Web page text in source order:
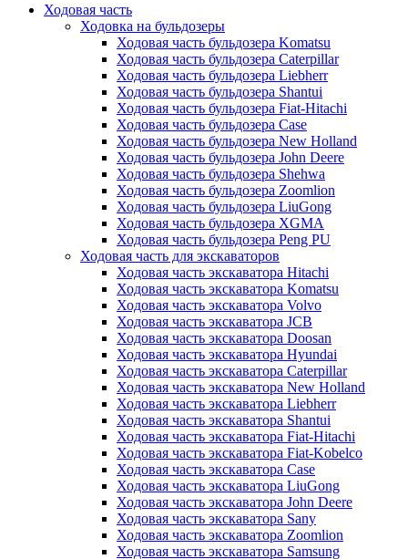
Ходовая часть
Ходовка на бульдозеры
Ходовая часть бульдозера Komatsu
Ходовая часть бульдозера Caterpillar
Ходовая часть бульдозера Liebherr
Ходовая часть бульдозера Shantui
Ходовая часть бульдозера Fiat-Hitachi
Ходовая часть бульдозера Case
Ходовая часть бульдозера New Holland
Ходовая часть бульдозера John Deere
Ходовая часть бульдозера Shehwa
Ходовая часть бульдозера Zoomlion
Ходовая часть бульдозера LiuGong
Ходовая часть бульдозера XGMA
Ходовая часть бульдозера Peng PU
Ходовая часть для экскаваторов
Ходовая часть экскаватора Hitachi
Ходовая часть экскаватора Komatsu
Ходовая часть экскаватора Volvo
Ходовая часть экскаватора JCB
Ходовая часть экскаватора Doosan
Ходовая часть экскаватора Hyundai
Ходовая часть экскаватора Caterpillar
Ходовая часть экскаватора New Holland
Ходовая часть экскаватора Liebherr
Ходовая часть экскаватора Shantui
Ходовая часть экскаватора Fiat-Hitachi
Ходовая часть экскаватора Fiat-Kobelco
Ходовая часть экскаватора Case
Ходовая часть экскаватора LiuGong
Ходовая часть экскаватора John Deere
Ходовая часть экскаватора Sany
Ходовая часть экскаватора Zoomlion
Ходовая часть экскаватора Samsung